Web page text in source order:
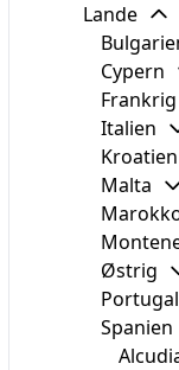
Lande
Cypern
Frankrig
Italien
Kroatien
Malta
Østrig
Portugal
Spanien